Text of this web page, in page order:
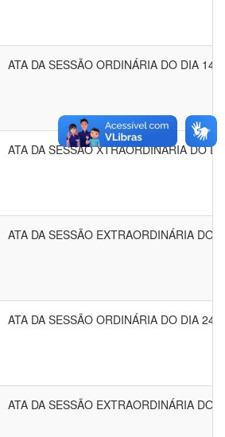
ATA DA SESSÃO ORDINÁRIA DO DIA 14/
ATA DA SESSÃO XTRAORDINÁRIA DO
ATA DA SESSÃO EXTRAORDINÁRIA DO
ATA DA SESSÃO ORDINÁRIA DO DIA 24/
ATA DA SESSÃO EXTRAORDINÁRIA DO